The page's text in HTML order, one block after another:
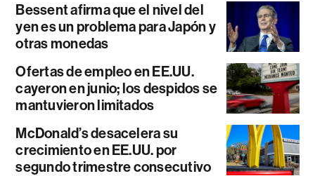
Bessent afirma que el nivel del
yen es un problema para Japón y
otras monedas
Ofertas de empleo en EE.UU.
cayeron en junio; los despidos se
mantuvieron limitados
McDonald’s desacelera su
crecimiento en EE.UU. por
segundo trimestre consecutivo